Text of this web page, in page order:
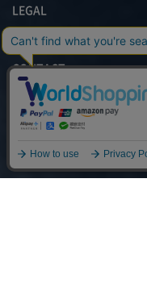
LEGAL
特定商取引に関する表記 プ
CONTACT
03-
SHIPPING INFO